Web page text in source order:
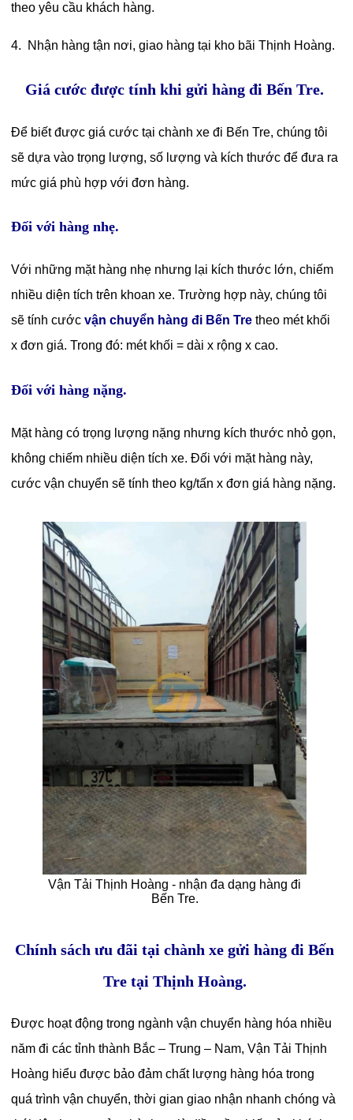
theo yêu cầu khách hàng.
4. Nhận hàng tận nơi, giao hàng tại kho bãi Thịnh Hoàng.
Giá cước được tính khi gửi hàng đi Bến Tre.
Để biết được giá cước tại chành xe đi Bến Tre, chúng tôi
sẽ dựa vào trọng lượng, số lượng và kích thước để đưa ra
mức giá phù hợp với đơn hàng.
Đối với hàng nhẹ.
Với những mặt hàng nhẹ nhưng lại kích thước lớn, chiếm
nhiều diện tích trên khoan xe. Trường hợp này, chúng tôi
sẽ tính cướcvận chuyển hàng đi Bến Tre theo mét khối
x đơn giá. Trong đó: mét khối = dài x rộng x cao.
Đối với hàng nặng.
Mặt hàng có trọng lượng nặng nhưng kích thước nhỏ gọn,
không chiếm nhiều diện tích xe. Đối với mặt hàng này,
cước vận chuyển sẽ tính theo kg/tấn x đơn giá hàng nặng.
Vận Tải Thịnh Hoàng - nhận đa dạng hàng đi
Bến Tre.
Chính sách ưu đãi tại chành xe gửi hàng đi Bến
Tre tại Thịnh Hoàng.
Được hoạt động trong ngành vận chuyển hàng hóa nhiều
năm đi các tỉnh thành Bắc – Trung – Nam, Vận Tải Thịnh
Hoàng hiểu được bảo đảm chất lượng hàng hóa trong
quá trình vận chuyển, thời gian giao nhận nhanh chóng và